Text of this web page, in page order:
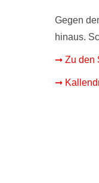
Gegen
hinaus.
➞ Zu den
➞